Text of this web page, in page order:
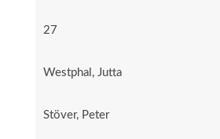
27
Westphal, Jutta
Stöver, Peter